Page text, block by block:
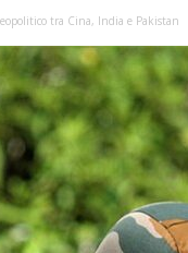
tra Cina, India e Pakistan